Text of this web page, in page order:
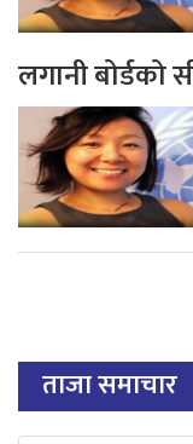
लगानी बोर्डको
ताजा समाचार